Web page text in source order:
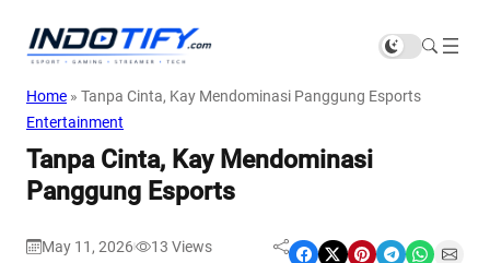
Home » Tanpa Cinta, Kay Mendominasi Panggung Esports
Entertainment
Tanpa Cinta, Kay Mendominasi
Panggung Esports
May 11, 2026 13 Views Share on Facebook Share on X Share on Pinterest Share on Telegram Share on WhatsApp Share on Email